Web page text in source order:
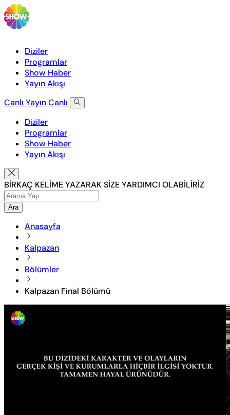
Diziler
Programlar
Show Haber
Yayın Akışı
Canlı YayınCanlı
Diziler
Programlar
Show Haber
Yayın Akışı
BİRKAÇ KELİME YAZARAK SİZE YARDIMCI OLABİLİRİZ
Ara
Anasayfa
Kalpazan
Bölümler
Kalpazan Final Bölümü